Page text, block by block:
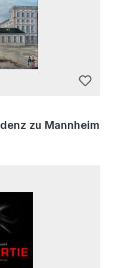
zu Mannheim